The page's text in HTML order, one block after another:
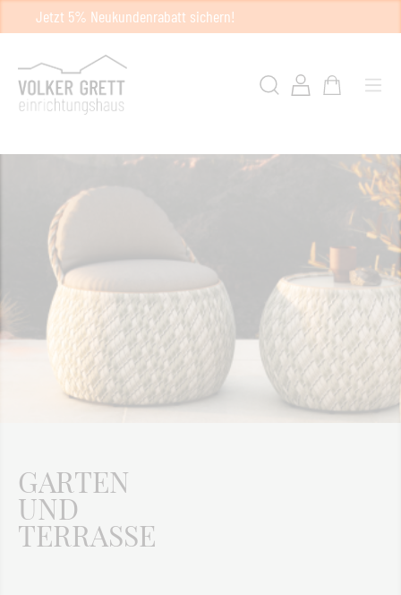
Jetzt 5% Neukundenrabatt sichern!
GARTEN
UND
TERRASSE